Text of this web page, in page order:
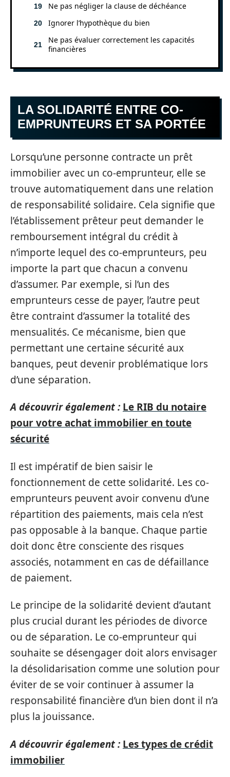
Ne pas négliger la clause de déchéance
Ignorer l’hypothèque du bien
Ne pas évaluer correctement les capacités
financières
LA SOLIDARITÉ ENTRE CO-
EMPRUNTEURS ET SA PORTÉE
Lorsqu’une personne contracte un prêt
immobilier avec un co-emprunteur, elle se
trouve automatiquement dans une relation
de responsabilité solidaire. Cela signifie que
l’établissement prêteur peut demander le
remboursement intégral du crédit à
n’importe lequel des co-emprunteurs, peu
importe la part que chacun a convenu
d’assumer. Par exemple, si l’un des
emprunteurs cesse de payer, l’autre peut
être contraint d’assumer la totalité des
mensualités. Ce mécanisme, bien que
permettant une certaine sécurité aux
banques, peut devenir problématique lors
d’une séparation.
A découvrir également : Le RIB du notaire
pour votre achat immobilier en toute
sécurité
Il est impératif de bien saisir le
fonctionnement de cette solidarité. Les co-
emprunteurs peuvent avoir convenu d’une
répartition des paiements, mais cela n’est
pas opposable à la banque. Chaque partie
doit donc être consciente des risques
associés, notamment en cas de défaillance
de paiement.
Le principe de la solidarité devient d’autant
plus crucial durant les périodes de divorce
ou de séparation. Le co-emprunteur qui
souhaite se désengager doit alors envisager
la désolidarisation comme une solution pour
éviter de se voir continuer à assumer la
responsabilité financière d’un bien dont il n’a
plus la jouissance.
A découvrir également : Les types de crédit
immobilier